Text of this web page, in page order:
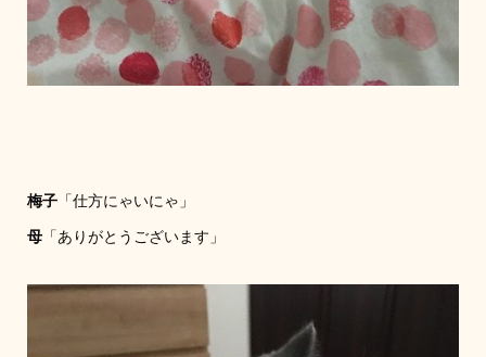
梅子「仕方にゃいにゃ」
母「ありがとうございます」